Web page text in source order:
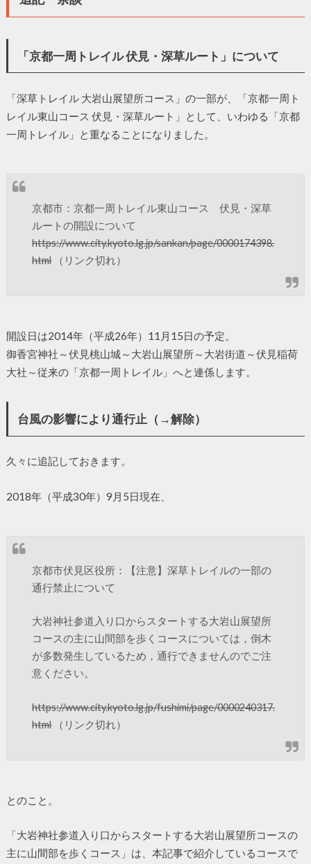
「京都一周トレイル 伏見・深草ルート」について
「深草トレイル 大岩山展望所コース」の一部が、「京都一周ト
レイル東山コース 伏見・深草ルート」として、いわゆる「京都
一周トレイル」と重なることになりました。
京都市：京都一周トレイル東山コース 伏見・深草
ルートの開設について
https://www.city.kyoto.lg.jp/sankan/page/0000174398.
html（リンク切れ）
開設日は2014年（平成26年）11月15日の予定。
御香宮神社～伏見桃山城～大岩山展望所～大岩街道～伏見稲荷
大社～従来の「京都一周トレイル」へと連係します。
台風の影響により通行止（→解除）
久々に追記しておきます。
2018年（平成30年）9月5日現在、
京都市伏見区役所：【注意】深草トレイルの一部の
通行禁止について
大岩神社参道入り口からスタートする大岩山展望所
コースの主に山間部を歩くコースについては，倒木
が多数発生しているため，通行できませんのでご注
意ください。
https://www.city.kyoto.lg.jp/fushimi/page/0000240317.
html（リンク切れ）
とのこと。
「大岩神社参道入り口からスタートする大岩山展望所コースの
主に山間部を歩くコース」は、本記事で紹介しているコースで